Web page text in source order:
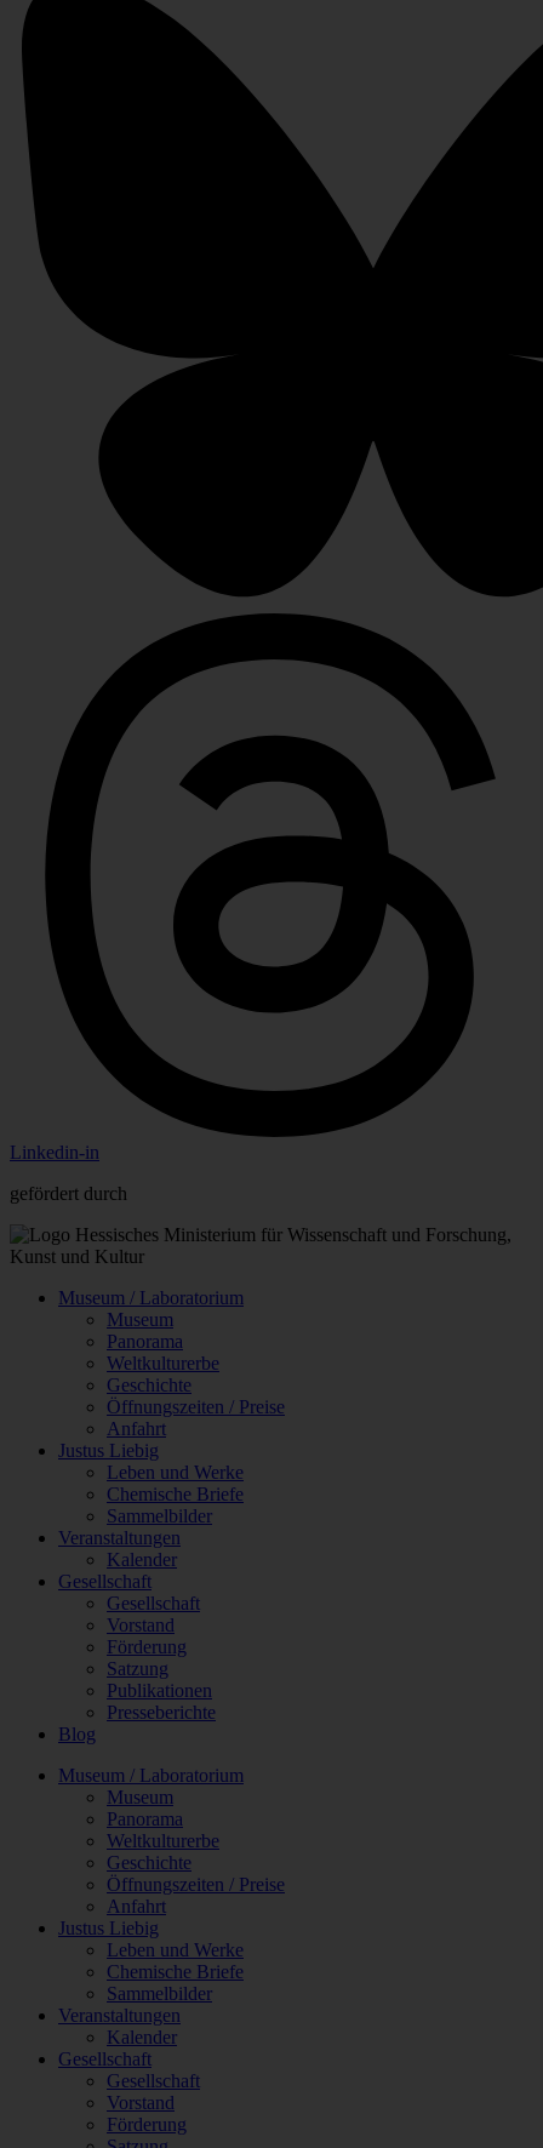
Linkedin-in
gefördert durch
Museum / Laboratorium
Museum
Panorama
Weltkulturerbe
Geschichte
Öffnungszeiten / Preise
Anfahrt
Justus Liebig
Leben und Werke
Chemische Briefe
Sammelbilder
Veranstaltungen
Kalender
Gesellschaft
Gesellschaft
Vorstand
Förderung
Satzung
Publikationen
Presseberichte
Blog
Museum / Laboratorium
Museum
Panorama
Weltkulturerbe
Geschichte
Öffnungszeiten / Preise
Anfahrt
Justus Liebig
Leben und Werke
Chemische Briefe
Sammelbilder
Veranstaltungen
Kalender
Gesellschaft
Gesellschaft
Vorstand
Förderung